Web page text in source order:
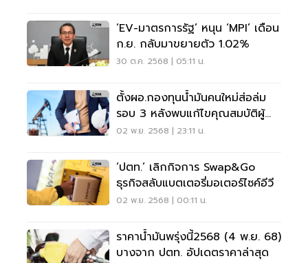
‘EV-มาตรการรัฐ’ หนุน ‘MPI’ เดือน
ก.ย. กลับมาขยายตัว 1.02%
30 ต.ค. 2568 | 05:11 น.
ตั้งผอ.กองทุนน้ำมันคนใหม่ส่อล่ม
รอบ 3 หลังพบแก้ไขคุณสมบัติผู้
สมัคร
02 พ.ย. 2568 | 23:11 น.
‘ปตท.’ เลิกกิจการ Swap&Go
ธุรกิจสลับแบตเตอรี่มอเตอร์ไซค์อีวี
02 พ.ย. 2568 | 00:11 น.
ราคาน้ำมันพรุ่งนี้2568 (4 พ.ย. 68)
บางจาก ปตท. อัปเดตราคาล่าสุด